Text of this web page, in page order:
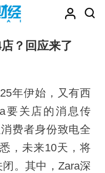
？回应来了
年伊始，又有西
要关店的消息传
费者身份致电全
，未来10天，将
。其中，Zara深